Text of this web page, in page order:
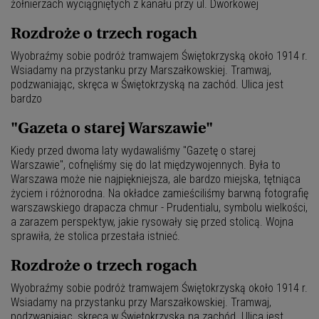
żołnierzach wyciągniętych z kanału przy ul. Dworkowej
Rozdroże o trzech rogach
Wyobraźmy sobie podróż tramwajem Świętokrzyską około 1914 r.
Wsiadamy na przystanku przy Marszałkowskiej. Tramwaj,
podzwaniając, skręca w Świętokrzyską na zachód. Ulica jest
bardzo
"Gazeta o starej Warszawie"
Kiedy przed dwoma laty wydawaliśmy "Gazetę o starej
Warszawie", cofnęliśmy się do lat międzywojennych. Była to
Warszawa może nie najpiękniejsza, ale bardzo miejska, tętniąca
życiem i różnorodna. Na okładce zamieściliśmy barwną fotografię
warszawskiego drapacza chmur - Prudentialu, symbolu wielkości,
a zarazem perspektyw, jakie rysowały się przed stolicą. Wojna
sprawiła, że stolica przestała istnieć.
Rozdroże o trzech rogach
Wyobraźmy sobie podróż tramwajem Świętokrzyską około 1914 r.
Wsiadamy na przystanku przy Marszałkowskiej. Tramwaj,